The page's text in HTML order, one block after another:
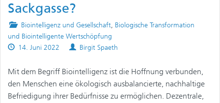
Sackgasse?
Posted
in
Biointelligenz und Gesellschaft, Biologische Transformation
und Biointelligente Wertschöpfung
Published
14. Juni 2022 Authors
Birgit Spaeth
Mit dem Begriff Biointelligenz ist die Hoffnung verbunden,
den Menschen eine ökologisch ausbalancierte, nachhaltige
Befriedigung ihrer Bedürfnisse zu ermöglichen. Dezentrale,